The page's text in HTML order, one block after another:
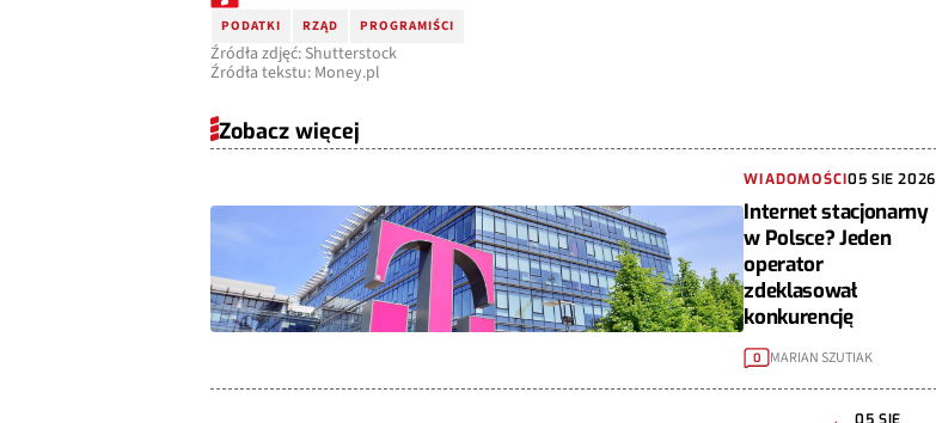
PODATKI RZĄD PROGRAMIŚCI
Źródła zdjęć: Shutterstock
Źródła tekstu: Money.pl
Zobacz więcej
WIADOMOŚCI05 SIE 2026
Internet stacjonarny
w Polsce? Jeden
operator
zdeklasował
konkurencję
0 MARIAN SZUTIAK
05 SIE